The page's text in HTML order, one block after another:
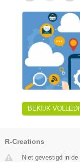
BEKIJK
R-Creations
Niet gevestigd in